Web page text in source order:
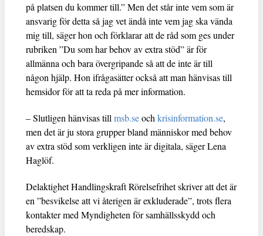
på platsen du kommer till.” Men det står inte vem som är
ansvarig för detta så jag vet ändå inte vem jag ska vända
mig till, säger hon och förklarar att de råd som ges under
rubriken ”Du som har behov av extra stöd” är för
allmänna och bara övergripande så att de inte är till
någon hjälp. Hon ifrågasätter också att man hänvisas till
hemsidor för att ta reda på mer information.
– Slutligen hänvisas till msb.seoch krisinformation.se,
men det är ju stora grupper bland människor med behov
av extra stöd som verkligen inte är digitala, säger Lena
Haglöf.
Delaktighet Handlingskraft Rörelsefrihet skriver att det är
en ”besvikelse att vi återigen är exkluderade”, trots flera
kontakter med Myndigheten för samhällsskydd och
beredskap.